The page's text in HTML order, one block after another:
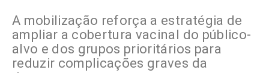
A mobilização reforça a estratégia de
ampliar a cobertura vacinal do público-
alvo e dos grupos prioritários para
reduzir complicações graves da